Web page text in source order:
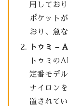
用してお
ポケット
おり、急
トゥミ –
トゥミの
定番モデ
ナイロン
置されて